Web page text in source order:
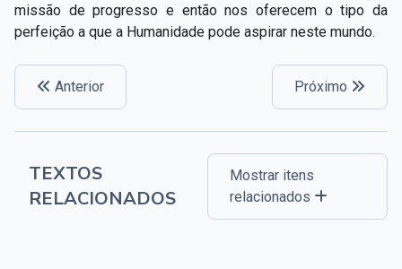
missão de progresso e então nos oferecem o tipo da
perfeição a que a Humanidade pode aspirar neste mundo.
Anterior Próximo
TEXTOS
RELACIONADOS
Mostrar itens
relacionados